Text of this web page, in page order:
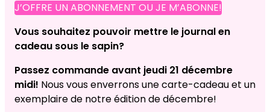
J’OFFRE UN ABONNEMENT OU JE M’ABONNE!
Vous souhaitez pouvoir mettre le journal en
cadeau sous le sapin?
Passez commande avant jeudi 21 décembre
midi! Nous vous enverrons une carte-cadeau et un
exemplaire de notre édition de décembre!